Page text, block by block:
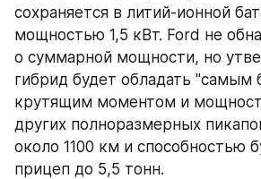
сохраняется в литий-ионной
мощностью 1,5 кВт. Ford не
о суммарной мощности, но
гибрид будет обладать "самым
крутящим моментом и
других полноразмерных
около 1100 км и способностью
прицеп до 5,5 тонн.